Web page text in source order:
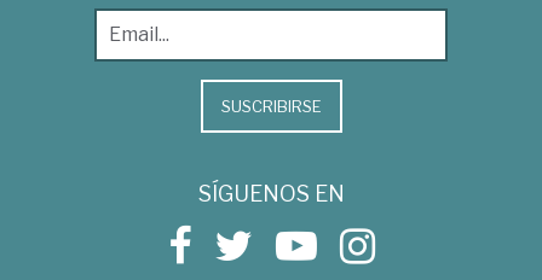
SUSCRIBIRSE
SÍGUENOS EN